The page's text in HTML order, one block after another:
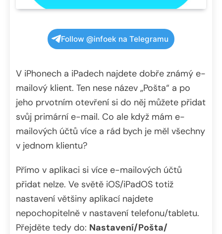
Follow @infoek na Telegramu
V iPhonech a iPadech najdete dobře známý e-
mailový klient. Ten nese název „Pošta“ a po
jeho prvotním otevření si do něj můžete přidat
svůj primární e-mail. Co ale když mám e-
mailových účtů více a rád bych je měl všechny
v jednom klientu?
Přímo v aplikaci si více e-mailových účtů
přidat nelze. Ve světě iOS/iPadOS totiž
nastavení většiny aplikací najdete
nepochopitelně v nastavení telefonu/tabletu.
Přejděte tedy do: Nastavení/Pošta/